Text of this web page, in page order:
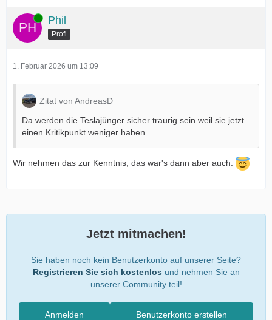
Online Phil
Profi
1. Februar 2026 um 13:09
Zitat von AndreasD
Da werden die Teslajünger sicher traurig sein weil sie jetzt
einen Kritikpunkt weniger haben.
Wir nehmen das zur Kenntnis, das war's dann aber auch.
Jetzt mitmachen!
Sie haben noch kein Benutzerkonto auf unserer Seite?
Registrieren Sie sich kostenlos und nehmen Sie an
unserer Community teil!
Benutzerkonto erstellen
Anmelden